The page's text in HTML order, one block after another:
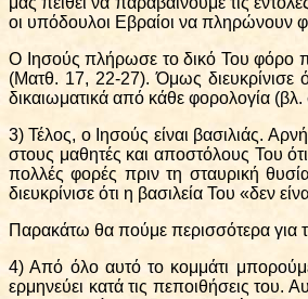
οι υπόδουλοι Εβραίοι να πληρώνουν
Ο Ιησούς πλήρωσε το δικό Του φόρο
(Ματθ. 17, 22-27). Όμως διευκρίνισε
δικαιωματικά από κάθε φορολογία (βλ.
3) Τέλος, ο Ιησούς είναι βασιλιάς.
στους μαθητές και αποστόλους Του
πολλές φορές πριν τη σταυρική
διευκρίνισε ότι η βασιλεία Του «δεν
Παρακάτω θα πούμε περισσότερα για
4) Από όλο αυτό το κομμάτι
ερμηνεύει κατά τις πεποιθήσεις του.